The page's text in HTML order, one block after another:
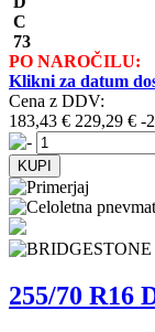
C
73
PO NAROČILU:
Klikni za datum
Cena z DDV:
183,43 € 229,29 € -
255/70 R16